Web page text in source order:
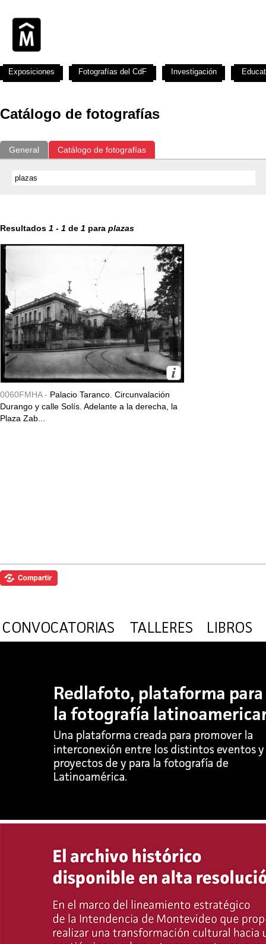
Catálogo de fotografías
General Catálogo de fotografías
Resultados 1 - 1 de 1 para plazas
0060FMHA - Palacio Taranco. Circunvalación
Durango y calle Solís. Adelante a la derecha, la
Plaza Zab...
Exposiciones Fotografías del CdF Investigación